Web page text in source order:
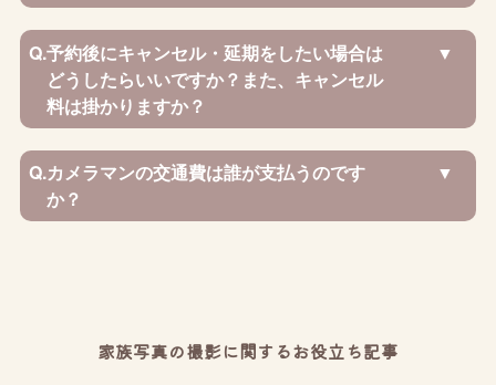
Q.予約後にキャンセル・延期をしたい場合は
どうしたらいいですか？また、キャンセル
料は掛かりますか？
Q.カメラマンの交通費は誰が支払うのです
か？
家族写真の撮影に関するお役立ち記事